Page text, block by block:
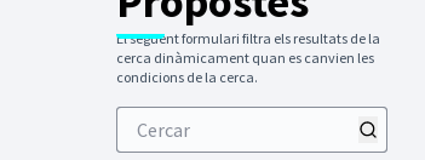
El següent formulari filtra els resultats de la
cerca dinàmicament quan es canvien les
condicions de la cerca.